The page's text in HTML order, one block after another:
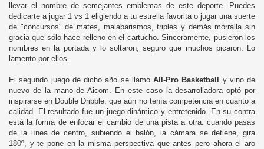
llevar el nombre de semejantes emblemas de este deporte. Puedes
dedicarte a jugar 1 vs 1 eligiendo a tu estrella favorita o jugar una suerte
de "concursos" de mates, malabarismos, triples y demás morralla sin
gracia que sólo hace relleno en el cartucho. Sinceramente, pusieron los
nombres en la portada y lo soltaron, seguro que muchos picaron. Lo
lamento por ellos.
El segundo juego de dicho año se llamó All-Pro Basketball
y vino de
nuevo de la mano de Aicom. En este caso la desarrolladora optó por
inspirarse en Double Dribble, que aún no tenía competencia en cuanto a
calidad. El resultado fue un juego dinámico y entretenido. En su contra
está la forma de enfocar el cambio de una pista a otra: cuando pasas
de la línea de centro, subiendo el balón, la cámara se detiene, gira
180º, y te pone en la misma perspectiva que antes pero ahora el aro